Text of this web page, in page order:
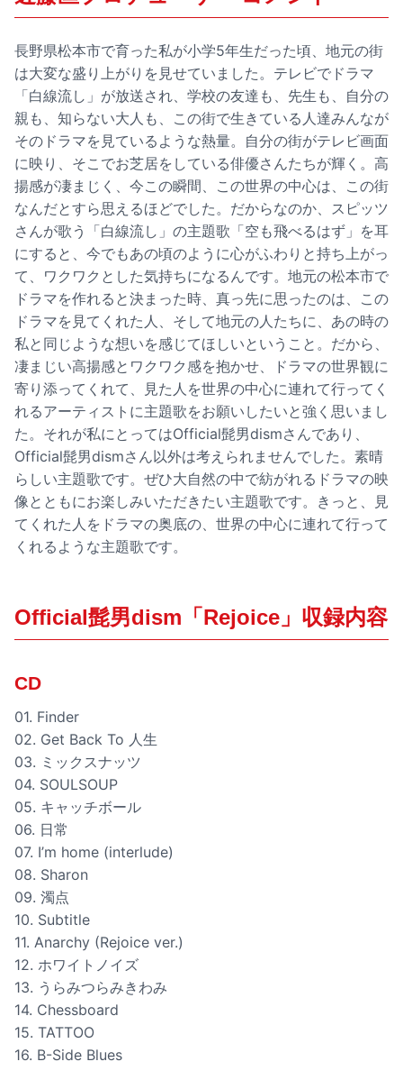
長野県松本市で育った私が小学5年生だった頃、地元の街
は大変な盛り上がりを見せていました。テレビでドラマ
「白線流し」が放送され、学校の友達も、先生も、自分の
親も、知らない大人も、この街で生きている人達みんなが
そのドラマを見ているような熱量。自分の街がテレビ画面
に映り、そこでお芝居をしている俳優さんたちが輝く。高
揚感が凄まじく、今この瞬間、この世界の中心は、この街
なんだとすら思えるほどでした。だからなのか、スピッツ
さんが歌う「白線流し」の主題歌「空も飛べるはず」を耳
にすると、今でもあの頃のように心がふわりと持ち上がっ
て、ワクワクとした気持ちになるんです。地元の松本市で
ドラマを作れると決まった時、真っ先に思ったのは、この
ドラマを見てくれた人、そして地元の人たちに、あの時の
私と同じような想いを感じてほしいということ。だから、
凄まじい高揚感とワクワク感を抱かせ、ドラマの世界観に
寄り添ってくれて、見た人を世界の中心に連れて行ってく
れるアーティストに主題歌をお願いしたいと強く思いまし
た。それが私にとってはOfficial髭男dismさんであり、
Official髭男dismさん以外は考えられませんでした。素晴
らしい主題歌です。ぜひ大自然の中で紡がれるドラマの映
像とともにお楽しみいただきたい主題歌です。きっと、見
てくれた人をドラマの奥底の、世界の中心に連れて行って
くれるような主題歌です。
Official髭男dism「Rejoice」収録内容
CD
01. Finder
02. Get Back To 人生
03. ミックスナッツ
04. SOULSOUP
05. キャッチボール
06. 日常
07. I’m home (interlude)
08. Sharon
09. 濁点
10. Subtitle
11. Anarchy (Rejoice ver.)
12. ホワイトノイズ
13. うらみつらみきわみ
14. Chessboard
15. TATTOO
16. B-Side Blues